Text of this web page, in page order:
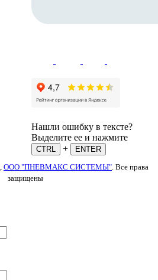
Нашли ошибку в тексте?
Выделите ее и нажмите
CTRL +
ENTER
ООО "ПНЕВМАКС СИСТЕМЫ" . Все права
защищены